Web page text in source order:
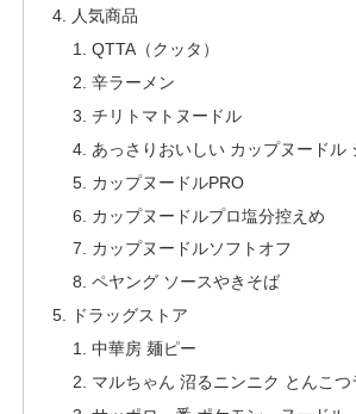
人気商品
QTTA（クッタ）
辛ラーメン
チリトマトヌードル
あっさりおいしい カップヌードル
カップヌードルPRO
カップヌードルプロ塩分控えめ
カップヌードルソフトオフ
ペヤング ソースやきそば
ドラッグストア
中華房 麺ピー
マルちゃん 沼るニンニク とんこつ